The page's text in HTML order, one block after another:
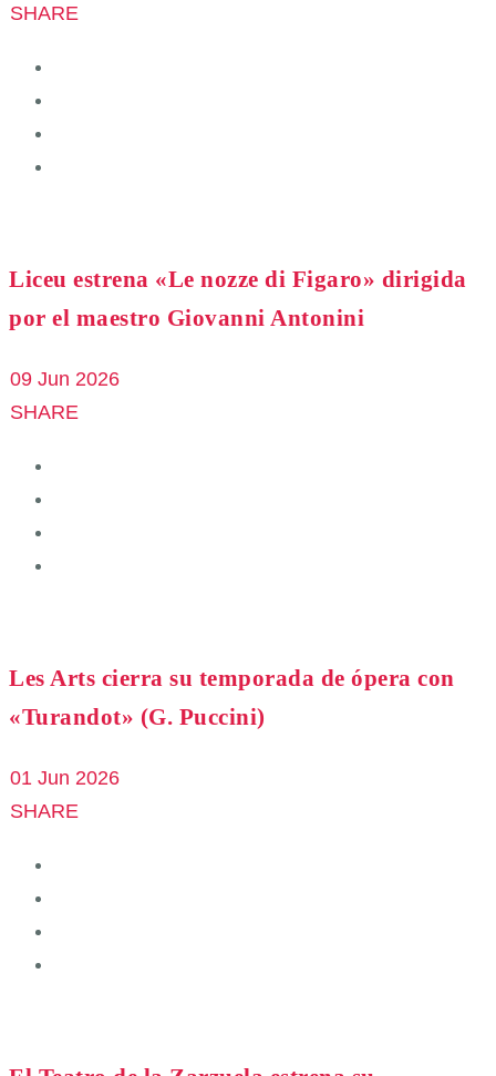
SHARE
Liceu estrena «Le nozze di Figaro» dirigida
por el maestro Giovanni Antonini
09 Jun 2026
SHARE
Les Arts cierra su temporada de ópera con
«Turandot» (G. Puccini)
01 Jun 2026
SHARE